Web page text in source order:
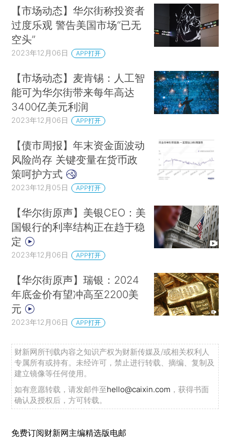
中国电动汽车抢滩泰国常年高温、国土面积更
小的泰国其实非常适合电动车。燃油价格上涨也打
破了越来越多消费者对电车的“心防”。泰国政府积
极出台减税、补贴政策，希望实现本土化生产，看
到前景大有可为的中国厂商自然也都纷纷布局。不
过，泰国原本是日系车天下，日本车企的市场先发
优势依然明显，他们会如何发力反击，中国车企要
机构研判12月A股主线12月市场逐步迎来政策
窗口期，政策预期可能成为A股交易的主要线索。
配置方面，随着北交所行情熄火，纯粹“炒小”氛围
上修、经济行业总体淡季下，小盘股行情处于“鱼
尾”……来读最新一期权益周报
益明显高于股票型和混合型基金，近期债基收益率
【市场动态】华尔街称投资者
过度乐观 警告美国市场“已无
空头”
2023年12月06日 APP打开
【市场动态】麦肯锡：人工智
能可为华尔街带来每年高达
3400亿美元利润
2023年12月06日 APP打开
【债市周报】年末资金面波动
风险尚存 关键变量在货币政
策呵护方式
2023年12月05日 APP打开
【华尔街原声】美银CEO：美
国银行的利率结构正在趋于稳
定
2023年12月06日 APP打开
【华尔街原声】瑞银：2024
年底金价有望冲高至2200美
元
2023年12月06日 APP打开
财新网所刊载内容之知识产权为财新传媒及/或相关权利人
专属所有或持有。未经许可，禁止进行转载、摘编、复制及
建立镜像等任何使用。
如有意愿转载，请发邮件至hello@caixin.com ，获得书面
确认及授权后，方可转载。
免费订阅财新网主编精选版电邮